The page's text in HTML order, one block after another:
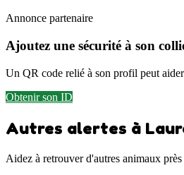
Annonce partenaire
Ajoutez une sécurité à son
Un QR code relié à son profil peut
Obtenir son ID
Autres alertes à
Aidez à retrouver d'autres animaux